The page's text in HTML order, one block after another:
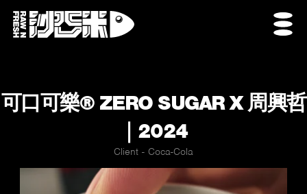
可口可樂® ZERO SUGAR X 周興哲
｜2024
Client - Coca-Cola